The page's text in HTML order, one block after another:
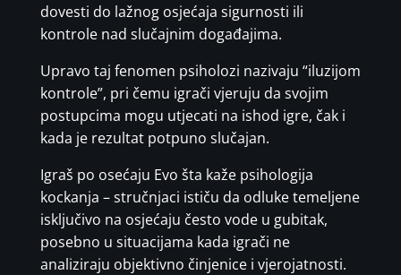
dovesti do lažnog osjećaja sigurnosti ili
kontrole nad slučajnim događajima.
Upravo taj fenomen psiholozi nazivaju “iluzijom
kontrole”, pri čemu igrači vjeruju da svojim
postupcima mogu utjecati na ishod igre, čak i
kada je rezultat potpuno slučajan.
Igraš po osećaju Evo šta kaže psihologija
kockanja – stručnjaci ističu da odluke temeljene
isključivo na osjećaju često vode u gubitak,
posebno u situacijama kada igrači ne
analiziraju objektivno činjenice i vjerojatnosti.